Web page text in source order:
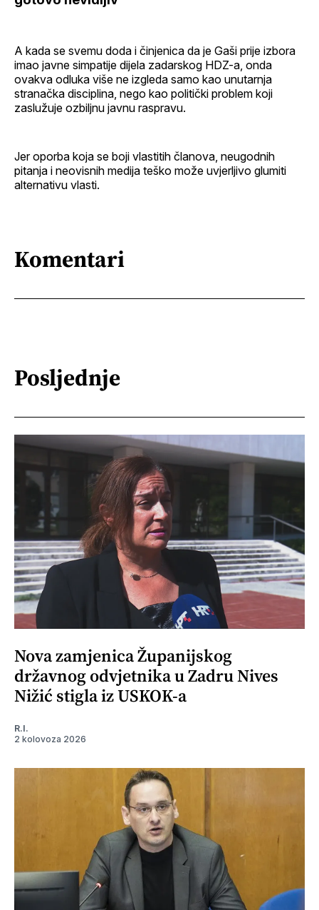
A kada se svemu doda i činjenica da je Gaši prije izbora
imao javne simpatije dijela zadarskog HDZ-a, onda
ovakva odluka više ne izgleda samo kao unutarnja
stranačka disciplina, nego kao politički problem koji
zaslužuje ozbiljnu javnu raspravu.
Jer oporba koja se boji vlastitih članova, neugodnih
pitanja i neovisnih medija teško može uvjerljivo glumiti
alternativu vlasti.
Komentari
Posljednje
Nova zamjenica Županijskog
državnog odvjetnika u Zadru Nives
Nižić stigla iz USKOK-a
R.I.
2 kolovoza 2026